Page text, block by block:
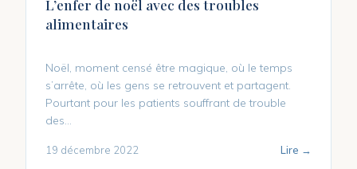
L’enfer de noël avec des troubles
alimentaires
Noël, moment censé être magique, où le temps
s’arrête, où les gens se retrouvent et partagent.
Pourtant pour les patients souffrant de trouble
des...
19 décembre 2022 Lire →